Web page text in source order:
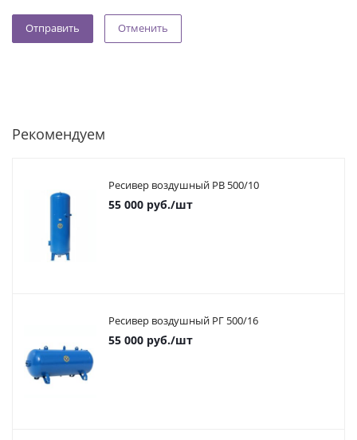
Отменить
Рекомендуем
Ресивер воздушный РВ 500/10
55 000 руб./шт
Ресивер воздушный РГ 500/16
55 000 руб./шт